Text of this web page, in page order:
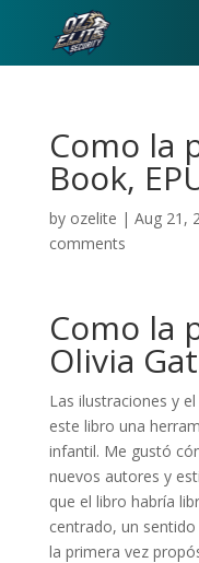
Como la
Book,
by ozelite | Aug 21,
comments
Como la
Olivia
Las ilustraciones y
este libro una
infantil. Me gustó
nuevos autores y
que el libro habría
centrado, un
la primera vez